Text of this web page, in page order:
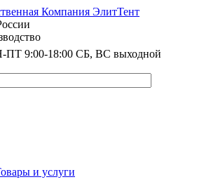
ПТ 9:00-18:00 СБ, ВС выходной
и услуги